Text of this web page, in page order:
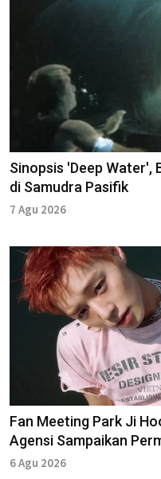
Sinopsis 'Deep Water',
di Samudra Pasifik
7 Agu 2026
Fan Meeting Park Ji
Agensi Sampaikan
6 Agu 2026